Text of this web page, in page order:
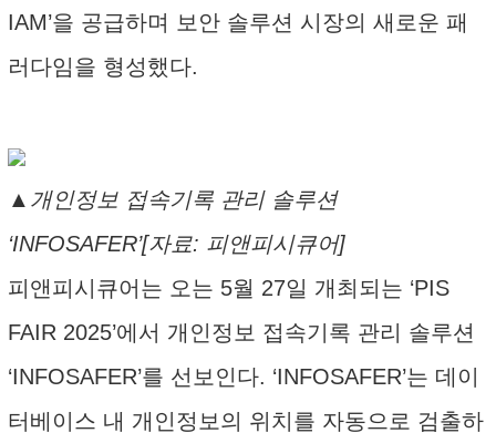
IAM’을 공급하며 보안 솔루션 시장의 새로운 패
러다임을 형성했다.
▲개인정보 접속기록 관리 솔루션
‘INFOSAFER’[자료: 피앤피시큐어]
피앤피시큐어는 오는 5월 27일 개최되는 ‘PIS
FAIR 2025’에서 개인정보 접속기록 관리 솔루션
‘INFOSAFER’를 선보인다. ‘INFOSAFER’는 데이
터베이스 내 개인정보의 위치를 자동으로 검출하